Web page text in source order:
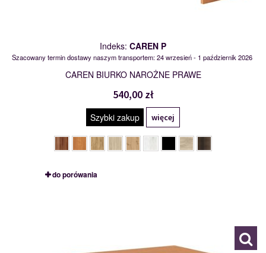
Indeks: CAREN P
Szacowany termin dostawy naszym transportem: 24 wrzesień - 1 październik 2026
CAREN BIURKO NAROŻNE PRAWE
540,00 zł
Szybki zakup więcej
do porówania